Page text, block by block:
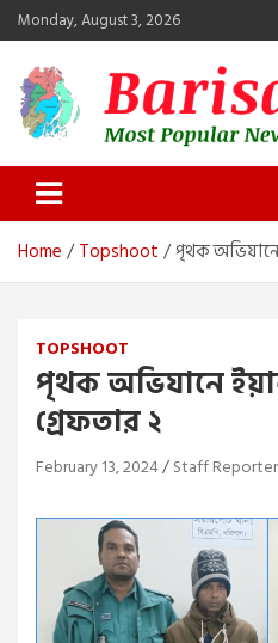
Skip
to
content
Monday, August 3, 2026
Barisal Today
The Most Popular News Portal in
Home Topshoot পৃথক অভিযানে
TOPSHOOT
পৃথক অভিযানে
গ্রেফতার ২
February 13, 2024 Staff Reporter